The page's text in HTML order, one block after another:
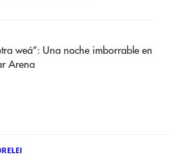
weá”: Una noche imborrable en
Arena